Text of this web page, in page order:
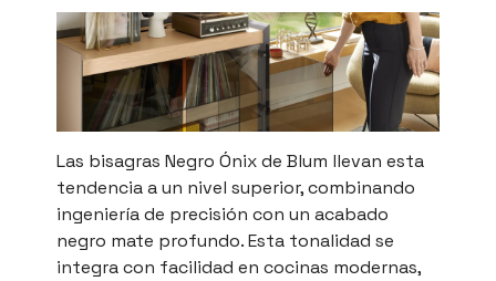
Las bisagras Negro Ónix de Blum llevan esta
tendencia a un nivel superior, combinando
ingeniería de precisión con un acabado
negro mate profundo. Esta tonalidad se
integra con facilidad en cocinas modernas,